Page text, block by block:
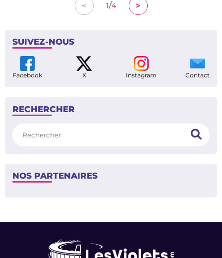
< 1/4 >
SUIVEZ-NOUS
Facebook X Instagram Contact
RECHERCHER
NOS PARTENAIRES